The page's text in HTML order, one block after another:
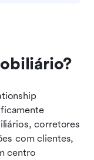
corretores
com clientes,
centro